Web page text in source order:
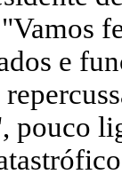
e
pouco